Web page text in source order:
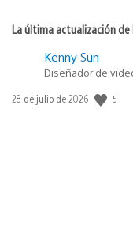
La última actualización
Kenny Sun
Diseñador de
Fecha
28 de julio de 2026 5